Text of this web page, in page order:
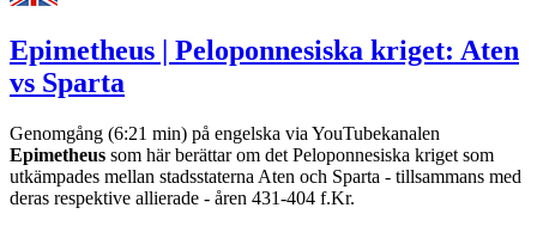
Epimetheus | Peloponnesiska kriget: Aten
vs Sparta
Genomgång (6:21 min) på engelska via YouTubekanalen
Epimetheus som här berättar om det Peloponnesiska kriget som
utkämpades mellan stadsstaterna Aten och Sparta - tillsammans med
deras respektive allierade - åren 431-404 f.Kr.